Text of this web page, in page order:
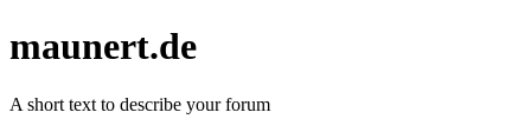
maunert.de
A short text to describe your forum